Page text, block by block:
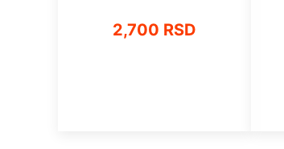
2,700 RSD